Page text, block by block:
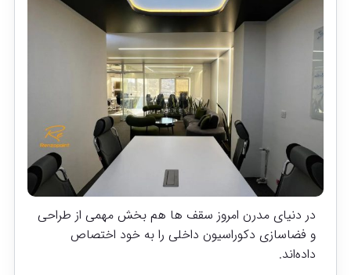
در دنیای مدرن امروز سقف ها هم بخش مهمی از طراحی
و فضاسازی دکوراسیون داخلی را به خود اختصاص
داده‌اند.